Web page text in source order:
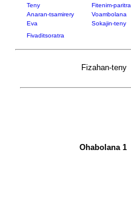
Teny Fitenim-paritra
Anaran-tsamirery
Voambolana
Eva
Sokajin-teny
Fivaditsoratra
Fizahan-teny
Ohabolana 1